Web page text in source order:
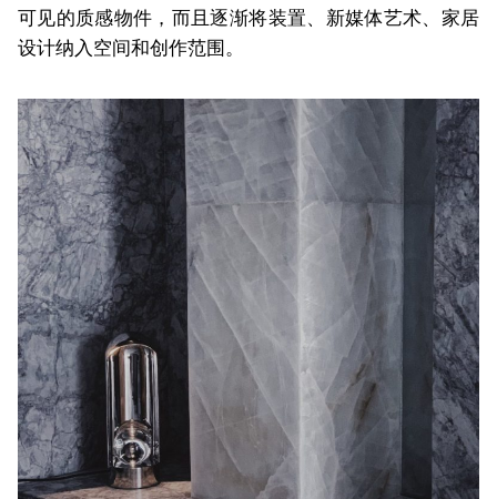
可见的质感物件，而且逐渐将装置、新媒体艺术、家居
设计纳入空间和创作范围。